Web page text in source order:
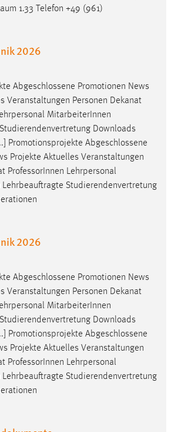
1.33 Telefon +49 (961)
2026
Abgeschlossene Promotionen News
Veranstaltungen Personen Dekanat
MitarbeiterInnen
Downloads
Promotionsprojekte Abgeschlossene
Projekte Aktuelles Veranstaltungen
Professor Innen Lehrpersonal
Studierendenvertretung
2026
Abgeschlossene Promotionen News
Veranstaltungen Personen Dekanat
MitarbeiterInnen
Downloads
Promotionsprojekte Abgeschlossene
Projekte Aktuelles Veranstaltungen
ProfessorInnen Lehrpersonal
Studierendenvertretung
erfassen Informationen anonym.
helfen uns zu verstehen, wie
unsere Website nutzen.
_pk_id, _pk_ses
werden von Drittanbietern
personalisierte Werbung anzuzeigen.
sie Besucher über Websites